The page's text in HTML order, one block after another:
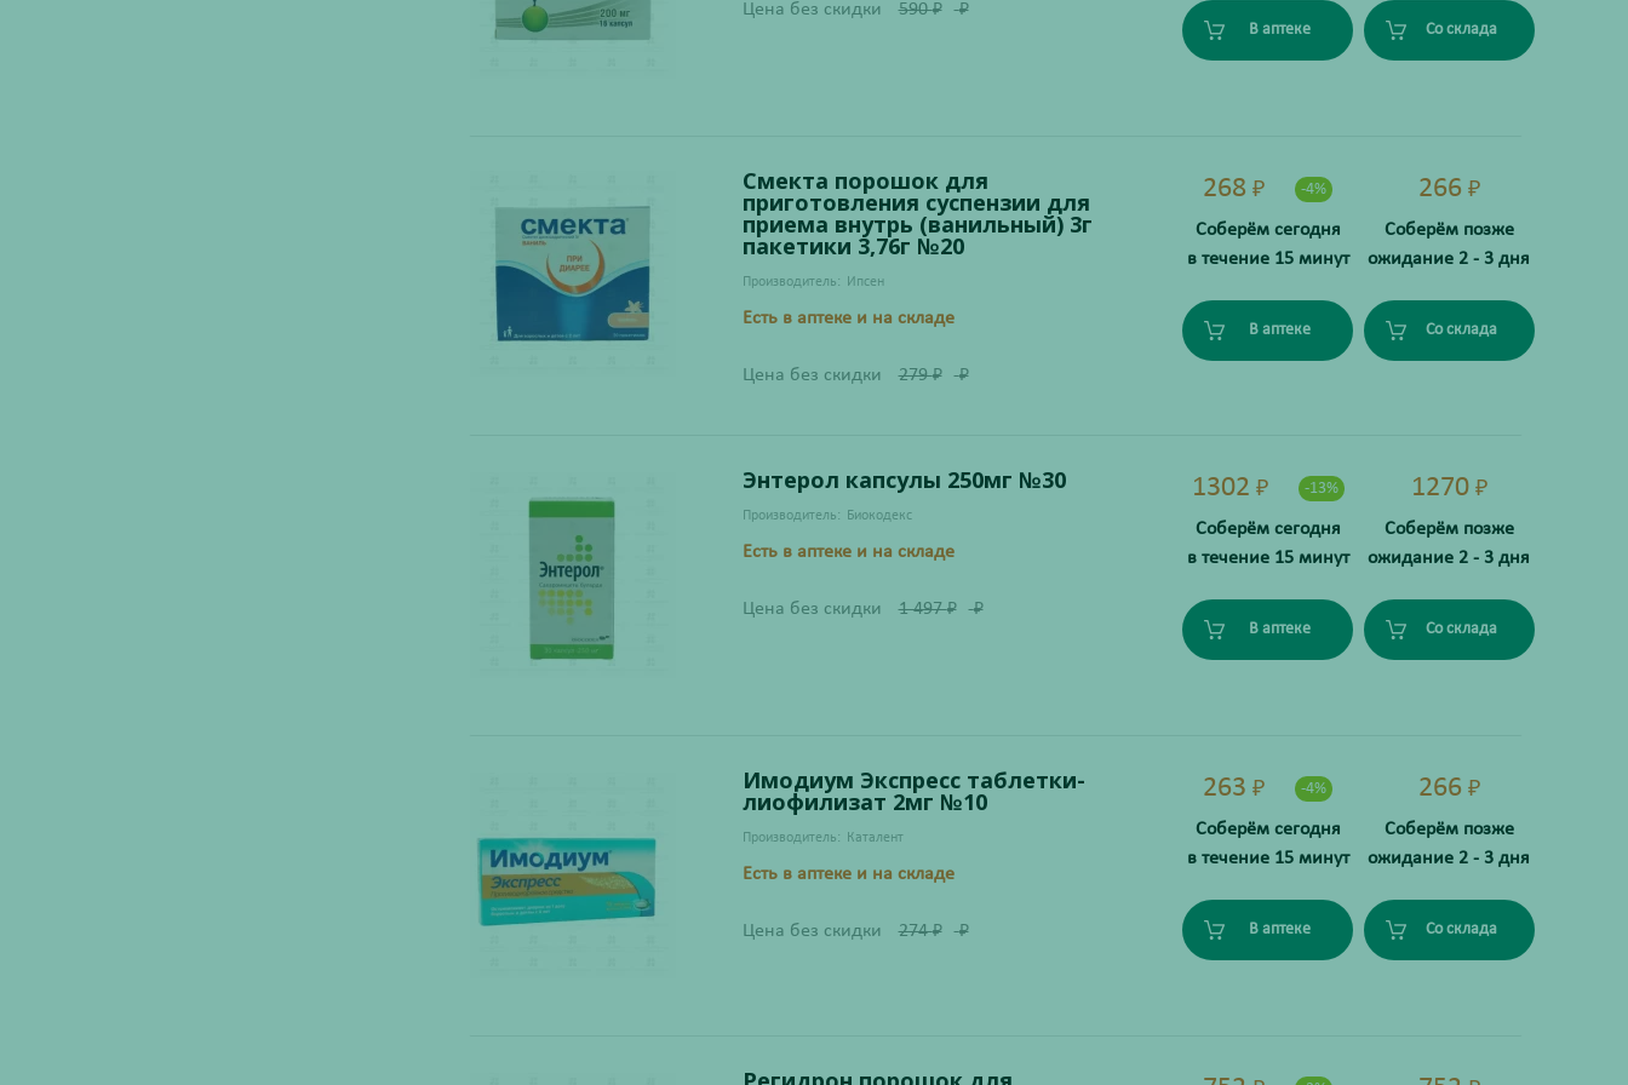
Цена без скидки 590₽ ₽
В аптеке Со склада
Смекта порошок для
приготовления суспензии для
приема внутрь (ванильный) 3г
пакетики 3,76г №20
Производитель: Ипсен
Есть в аптеке и на складе
Цена без скидки 279₽ ₽
268 ₽ -4%
Соберём сегодня
в течение 15 минут
В аптеке
266 ₽
Соберём позже
ожидание 2 - 3 дня
Со склада
Энтерол капсулы 250мг №30
Производитель: Биокодекс
Есть в аптеке и на складе
Цена без скидки 1 497₽ ₽
1302 ₽ -13%
Соберём сегодня
в течение 15 минут
В аптеке
1270 ₽
Соберём позже
ожидание 2 - 3 дня
Со склада
Имодиум Экспресс таблетки-
лиофилизат 2мг №10
Производитель: Каталент
Есть в аптеке и на складе
Цена без скидки 274₽ ₽
263 ₽ -4%
Соберём сегодня
в течение 15 минут
В аптеке
266 ₽
Соберём позже
ожидание 2 - 3 дня
Со склада